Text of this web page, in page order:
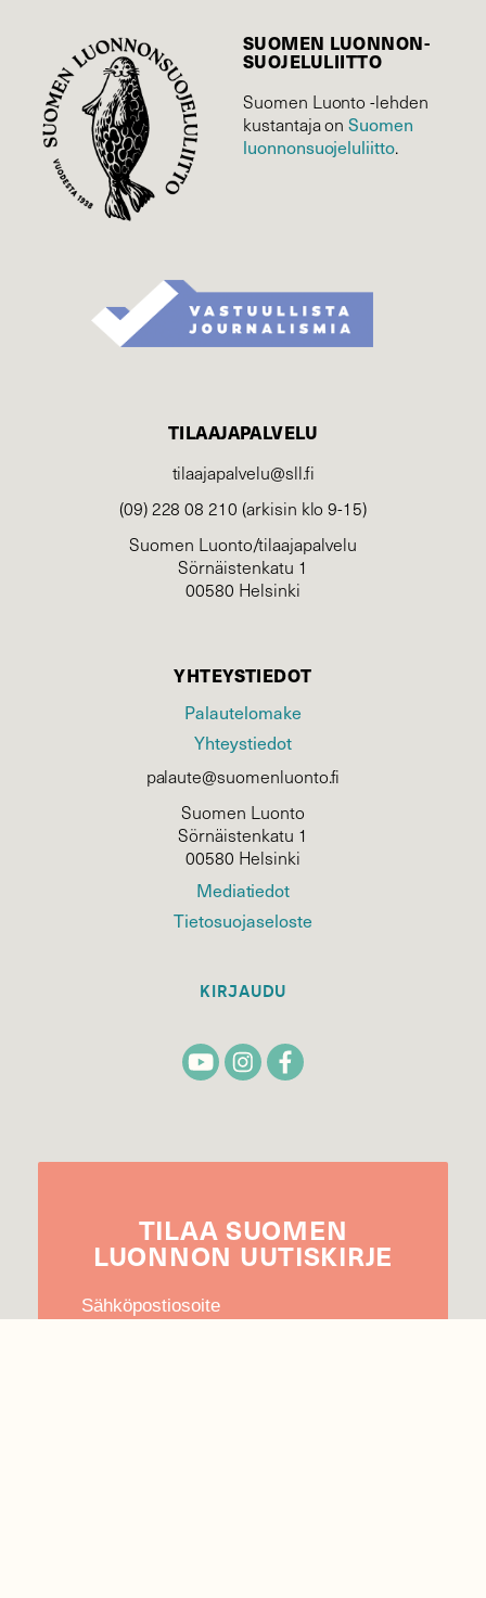
SUOMEN LUONNON­
SUOJELU­LIITTO
Suomen Luonto -lehden
kustantaja onSuomen
luonnonsuojelu­liitto.
TILAAJAPALVELU
tilaajapalvelu@sll.fi
(09) 228 08 210 (arkisin klo 9-15)
Suomen Luonto/tilaajapalvelu
Sörnäistenkatu 1
00580 Helsinki
YHTEYSTIEDOT
Palautelomake
Yhteystiedot
palaute@suomenluonto.fi
Suomen Luonto
Sörnäistenkatu 1
00580 Helsinki
Mediatiedot
Tietosuojaseloste
KIRJAUDU
TILAA SUOMEN
LUONNON UUTIS­KIRJE
Sähköpostiosoite